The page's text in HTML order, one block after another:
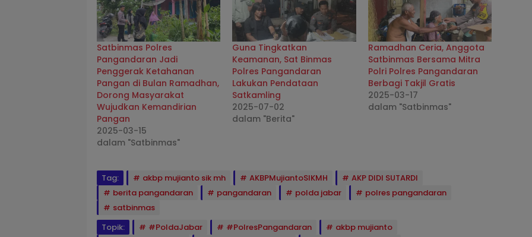
Satbinmas Polres
Pangandaran Jadi
Penggerak Ketahanan
Pangan di Bulan Ramadhan,
Dorong Masyarakat
Wujudkan Kemandirian
Pangan
2025-03-15
dalam "Satbinmas"
Guna Tingkatkan
Keamanan, Sat Binmas
Polres Pangandaran
Lakukan Pendataan
Satkamling
2025-07-02
dalam "Berita"
Ramadhan Ceria, Anggota
Satbinmas Bersama Mitra
Polri Polres Pangandaran
Berbagi Takjil Gratis
2025-03-17
dalam "Satbinmas"
Tag: akbp mujianto sik mh AKBPMujiantoSIKMH
AKP DIDI SUTARDI
berita pangandaran
pangandaran polda jabar
polres pangandaran
satbinmas
Topik:
#PoldaJabar #PolresPangandaran
akbp mujianto